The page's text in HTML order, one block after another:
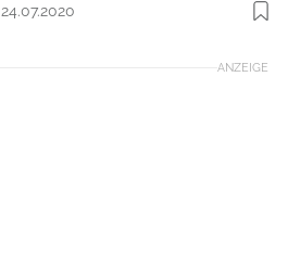
Foto: photorun.net
ANZEIGE